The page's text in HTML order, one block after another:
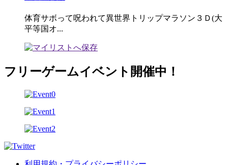
体育サボって呪われて異世界トリップマラソン３Ｄ(大
平等国オ...
フリーゲームイベント開催中！